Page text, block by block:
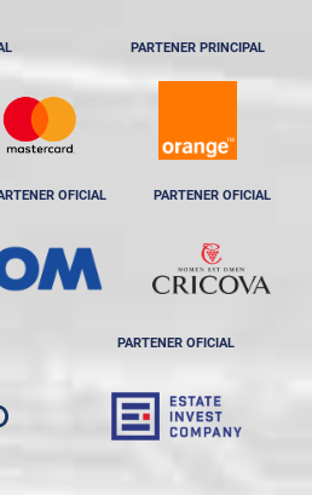
PARTENER PRINCIPAL
OFICIAL PARTENER OFICIAL
PARTENER OFICIAL